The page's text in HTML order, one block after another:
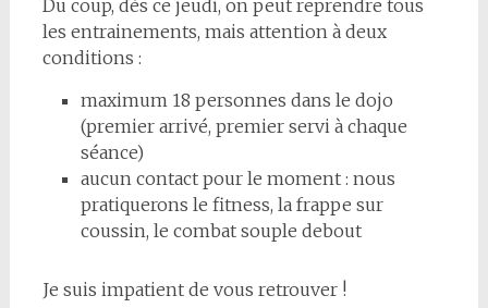
Du coup, dès ce jeudi, on peut reprendre tous
les entrainements, mais attention à deux
conditions :
maximum 18 personnes dans le dojo
(premier arrivé, premier servi à chaque
séance)
aucun contact pour le moment : nous
pratiquerons le fitness, la frappe sur
coussin, le combat souple debout
Je suis impatient de vous retrouver !